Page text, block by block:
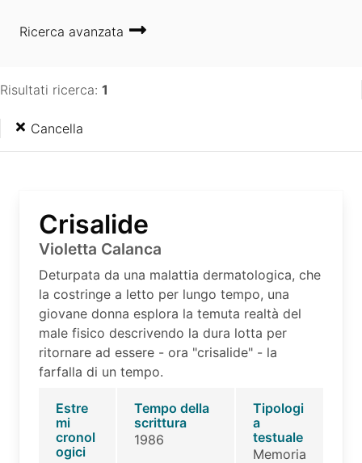
Ricerca avanzata
Risultati ricerca: 1
Cancella
Crisalide
Violetta Calanca
Deturpata da una malattia dermatologica, che
la costringe a letto per lungo tempo, una
giovane donna esplora la temuta realtà del
male fisico descrivendo la dura lotta per
ritornare ad essere - ora "crisalide" - la
farfalla di un tempo.
Estre
mi
cronol
ogici
Tempo della
scrittura
1986
Tipologi
a
testuale
Memoria